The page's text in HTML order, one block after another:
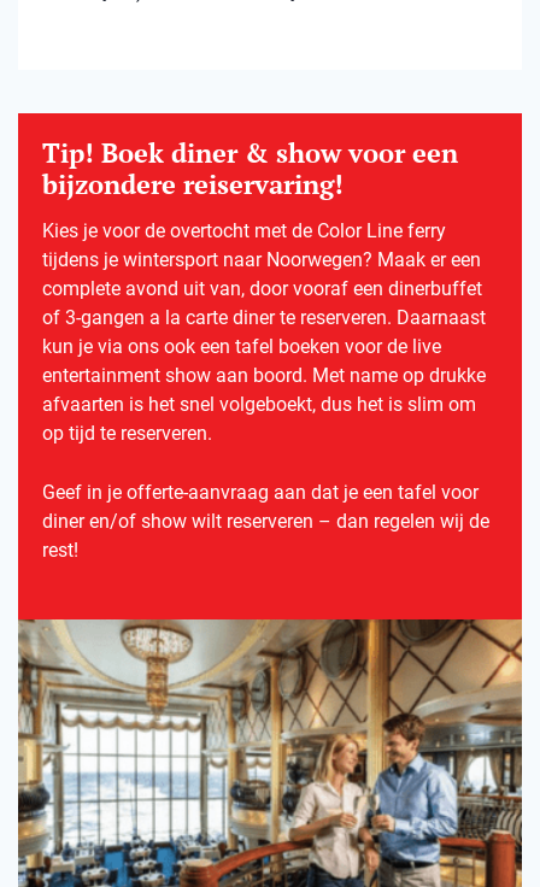
Tip! Boek diner & show voor een
bijzondere reiservaring!
Kies je voor de overtocht met de Color Line ferry
tijdens je wintersport naar Noorwegen? Maak er een
complete avond uit van, door vooraf een dinerbuffet
of 3-gangen a la carte diner te reserveren. Daarnaast
kun je via ons ook een tafel boeken voor de live
entertainment show aan boord. Met name op drukke
afvaarten is het snel volgeboekt, dus het is slim om
op tijd te reserveren.
Geef in je offerte-aanvraag aan dat je een tafel voor
diner en/of show wilt reserveren – dan regelen wij de
rest!